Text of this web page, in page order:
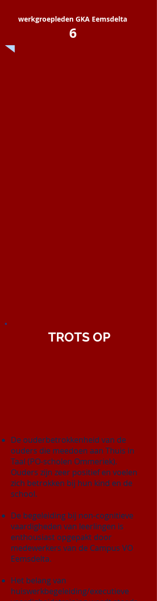
werkgroepleden GKA Eemsdelta
6
TROTS OP
De ouderbetrokkenheid van de
ouders die meedoen aan Thuis in
Taal (PO-scholen Ommeriek).
Ouders zijn zeer positief en voelen
zich betrokken bij hun kind en de
school.
De begeleiding bij non-cognitieve
vaardigheden van leerlingen is
enthousiast opgepakt door
medewerkers van de Campus VO
Eemsdelta.
Het belang van
huiswerkbegeleiding/executieve